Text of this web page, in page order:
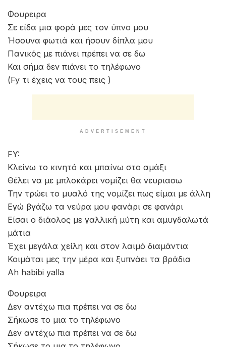
Φουρειρα
Σε είδα μια φορά μες τον ύπνο μου
Ήσουνα φωτιά και ήσουν δίπλα μου
Πανικός με πιάνει πρέπει να σε δω
Και σήμα δεν πιάνει το τηλέφωνο
(Fy τι έχεις να τους πεις )
ADVERTISEMENT
FY:
Κλείνω το κινητό και μπαίνω στο αμάξι
Θέλει να με μπλοκάρει νομίζει θα νευριασω
Την τρώει το μυαλό της νομίζει πως είμαι με άλλη
Εγώ βγάζω τα νεύρα μου φανάρι σε φανάρι
Είσαι ο διάολος με γαλλική μύτη και αμυγδαλωτά
μάτια
Έχει μεγάλα χείλη και στον λαιμό διαμάντια
Κοιμάται μες την μέρα και ξυπνάει τα βράδια
Ah habibi yalla
Φουρειρα
Δεν αντέχω πια πρέπει να σε δω
Σήκωσε το μια το τηλέφωνο
Δεν αντέχω πια πρέπει να σε δω